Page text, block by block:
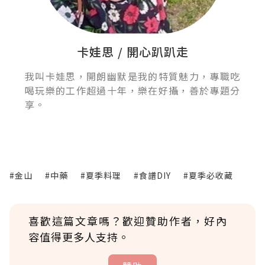
卡娃思 / 開心趴趴走
我叫卡娃思，開朗幽默是我的特質魅力，專職吃
喝玩樂的工作超過十年，樂在好攝，善於專題分
享。
#金山 #中藥 #夏季料理 #食譜DIY #夏季必收藏
喜歡這篇文章嗎？歡迎贊助作者，好內
容值得更多人支持。